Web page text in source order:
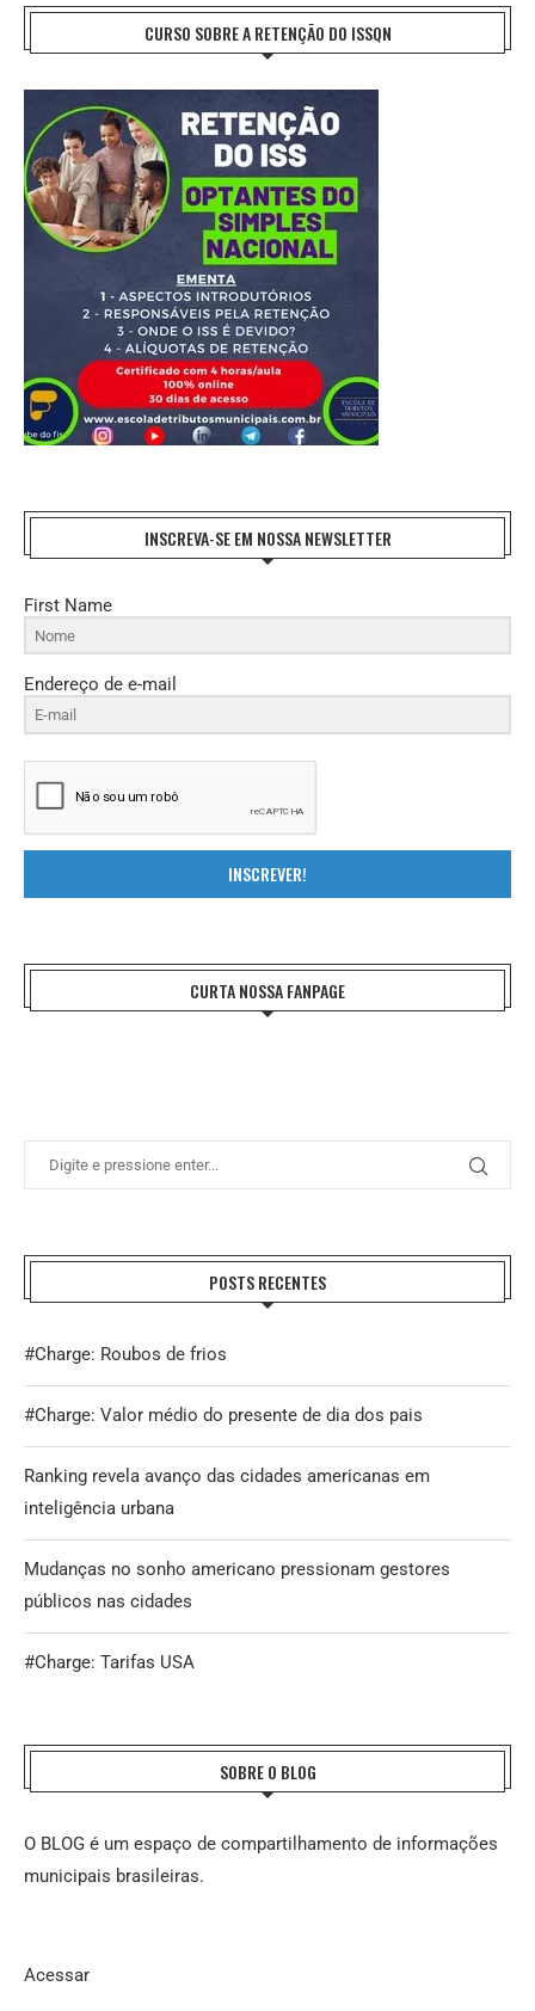
CURSO SOBRE A RETENÇÃO DO ISSQN
INSCREVA-SE EM NOSSA NEWSLETTER
First Name
Endereço de e-mail
INSCREVER!
CURTA NOSSA FANPAGE
POSTS RECENTES
#Charge: Roubos de frios
#Charge: Valor médio do presente de dia dos pais
Ranking revela avanço das cidades americanas em
inteligência urbana
Mudanças no sonho americano pressionam gestores
públicos nas cidades
#Charge: Tarifas USA
SOBRE O BLOG
O BLOG é um espaço de compartilhamento de informações
municipais brasileiras.
Acessar